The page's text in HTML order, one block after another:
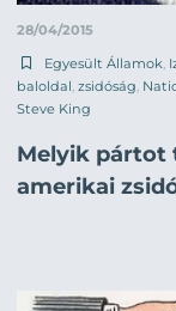
28/04/2015
Egyesült Államok
baloldal zsidóság
Steve King
Melyik pártot
amerikai